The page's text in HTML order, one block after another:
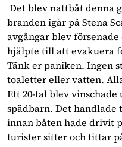
Det blev nattbåt denna
branden igår på Stena
avgångar blev
hjälpte till att evakuera
Tänk er paniken. Ingen
toaletter eller vatten.
Ett 20-tal blev
spädbarn. Det handlade
innan båten hade drivit
turister sitter och tittar